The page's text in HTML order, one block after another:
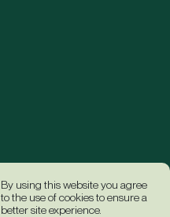
By using this website you agree
to the use of cookies to ensure a
better site experience.